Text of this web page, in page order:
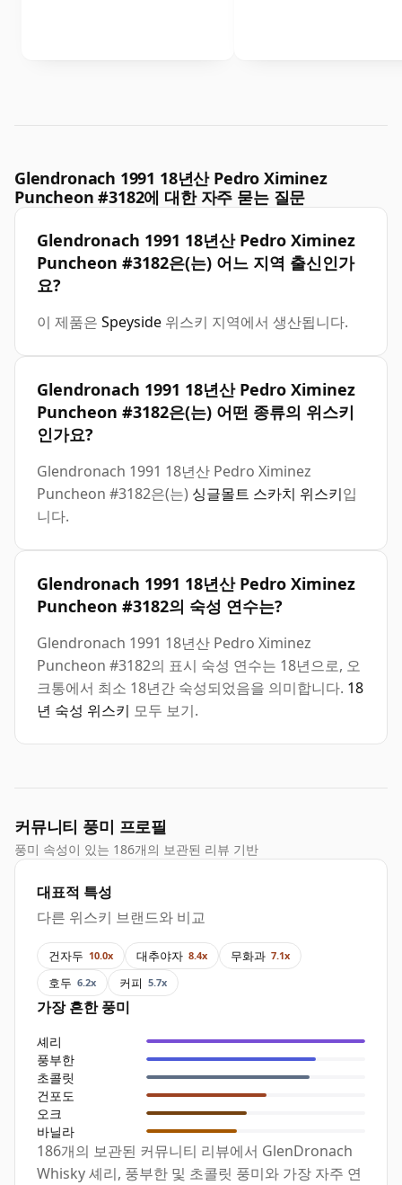
Glendronach 1991 18년산 Pedro Ximinez
Puncheon #3182에 대한 자주 묻는 질문
Glendronach 1991 18년산 Pedro Ximinez
Puncheon #3182은(는) 어느 지역 출신인가
요?
이 제품은 Speyside 위스키 지역에서 생산됩니다.
Glendronach 1991 18년산 Pedro Ximinez
Puncheon #3182은(는) 어떤 종류의 위스키
인가요?
Glendronach 1991 18년산 Pedro Ximinez
Puncheon #3182은(는) 싱글몰트 스카치 위스키입
니다.
Glendronach 1991 18년산 Pedro Ximinez
Puncheon #3182의 숙성 연수는?
Glendronach 1991 18년산 Pedro Ximinez
Puncheon #3182의 표시 숙성 연수는 18년으로, 오
크통에서 최소 18년간 숙성되었음을 의미합니다. 18
년 숙성 위스키 모두 보기.
커뮤니티 풍미 프로필
풍미 속성이 있는 186개의 보관된 리뷰 기반
대표적 특성
다른 위스키 브랜드와 비교
건자두 10.0x 대추야자 8.4x 무화과 7.1x
호두 6.2x 커피 5.7x
가장 흔한 풍미
셰리
풍부한
초콜릿
건포도
오크
바닐라
186개의 보관된 커뮤니티 리뷰에서 GlenDronach
Whisky 셰리, 풍부한 및 초콜릿 풍미와 가장 자주 연